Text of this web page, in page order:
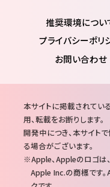
推奨環境につい
プライバシーポリ
お問い合わせ
注
意
事
項
本サイトに掲載されてい
用、転載をお断りします。
開発中につき、本サイト
る場合がございます。
Apple、Appleのロゴは
Apple Inc.の商標です